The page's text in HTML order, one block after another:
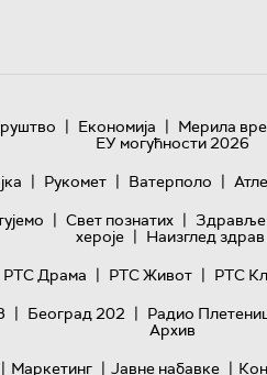
| Економија | Мерила
ЕУ могућности 2026
| Рукомет | Ватерполо |
| Свет познатих | Здравље
хероје | Наизглед здрав
РТС Драма | РТС Живот | РТС
| Београд 202 | Радио
Архив
| Маркетинг | Јавне набавке |